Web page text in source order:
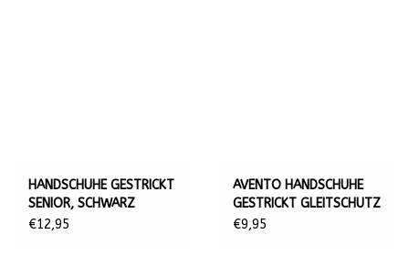
HANDSCHUHE GESTRICKT
SENIOR, SCHWARZ
€12,95
AVENTO HANDSCHUHE
GESTRICKT GLEITSCHUTZ
SENIOR, ANTHRAZIT
€9,95